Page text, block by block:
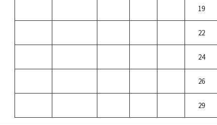
19
22
24
26
29